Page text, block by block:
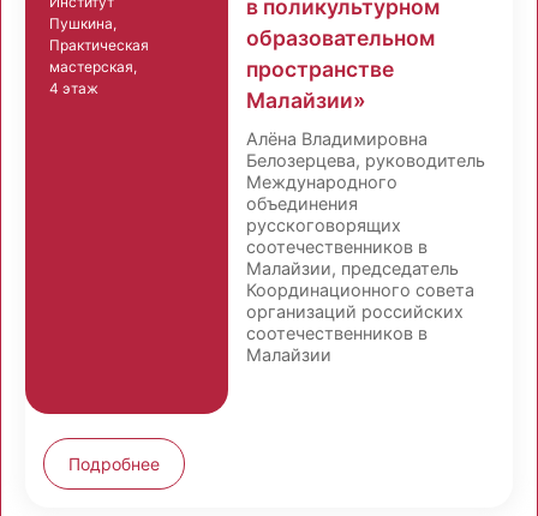
Пушкина,
Практическая
мастерская,
4 этаж
в поликультурном
образовательном
пространстве
Малайзии»
Алёна Владимировна
Белозерцева, руководитель
Международного
объединения
русскоговорящих
соотечественников в
Малайзии, председатель
Координационного совета
организаций российских
соотечественников в
Малайзии
Подробнее